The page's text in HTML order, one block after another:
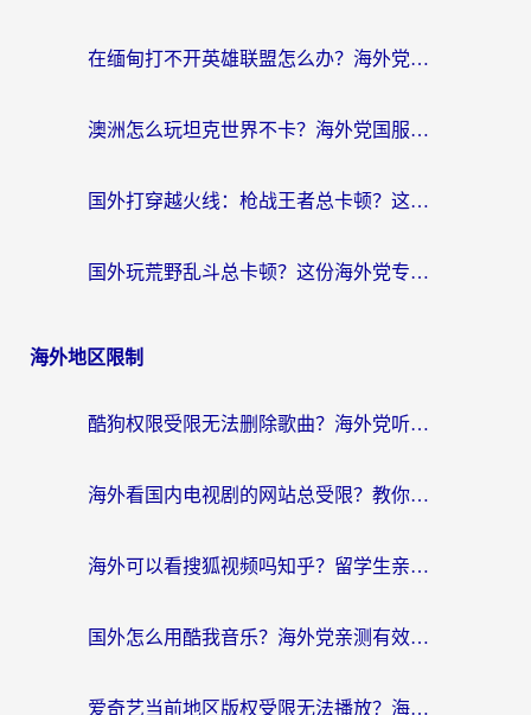
在缅甸打不开英雄联盟怎么办？海外党亲测有效的国服游戏加速指南
澳洲怎么玩坦克世界不卡？海外党国服游戏加速终极指南（附逆战奇妙碰碰车解决方案）
国外打穿越火线：枪战王者总卡顿？这篇加速器推荐下载指南帮你解决延迟难题
国外玩荒野乱斗总卡顿？这份海外党专属的国服游戏加速攻略请收好
海外地区限制
酷狗权限受限无法删除歌曲？海外党听国内音乐的终极解决方案来了
海外看国内电视剧的网站总受限？教你选对回国加速器，轻松追热剧
海外可以看搜狐视频吗知乎？留学生亲测有效的回国加速器选择指南
国外怎么用酷我音乐？海外党亲测有效的回国加速方案，附千千音乐中文歌收听指南
爱奇艺当前地区版权受限无法播放？海外党追剧看电影的终极解决方案来了